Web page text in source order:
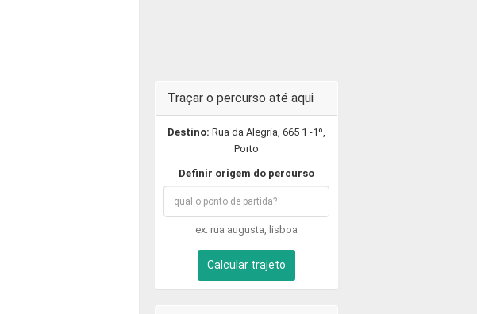
Traçar o percurso até aqui
Destino: Rua da Alegria, 665 1 -1º,
Porto
Definir origem do percurso
ex: rua augusta, lisboa
Calcular trajeto